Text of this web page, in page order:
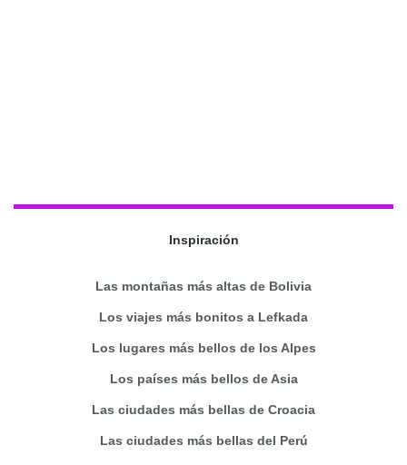
Inspiración
Las montañas más altas de Bolivia
Los viajes más bonitos a Lefkada
Los lugares más bellos de los Alpes
Los países más bellos de Asia
Las ciudades más bellas de Croacia
Las ciudades más bellas del Perú